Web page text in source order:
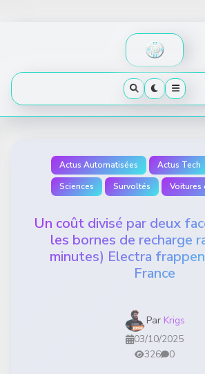
Actus Automatisées Actus Tech
Sciences
Survoltés Voitures
Un coût divisé par deux
les bornes de recharge
minutes) Electra
France
Par Krigs
03/10/2025
326
0